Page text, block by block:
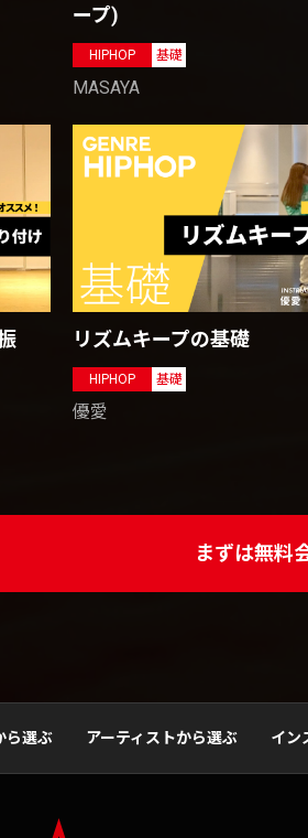
ープ)
HIPHOP 基礎
MASAYA
リズムキープの基礎
HIPHOP 基礎
優愛
まずは無料
ら選ぶ アーティストから選ぶ イン